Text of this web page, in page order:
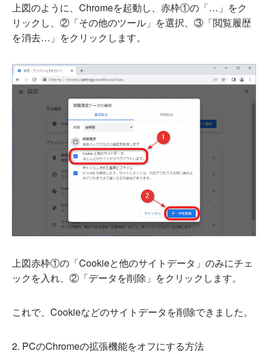
上図のように、Chromeを起動し、赤枠①の「…」をク
リックし、②「その他のツール」を選択、③「閲覧履歴
を消去…」をクリックします。
上図赤枠①の「Cookieと他のサイトデータ」のみにチェ
ックを入れ、②「データを削除」をクリックします。
これで、Cookieなどのサイトデータを削除できました。
2. PCのChromeの拡張機能をオフにする方法